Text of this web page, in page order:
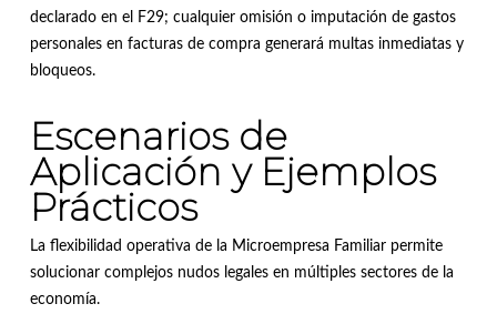
declarado en el F29; cualquier omisión o imputación de gastos
personales en facturas de compra generará multas inmediatas y
bloqueos.
Escenarios de
Aplicación y Ejemplos
Prácticos
La flexibilidad operativa de la Microempresa Familiar permite
solucionar complejos nudos legales en múltiples sectores de la
economía.